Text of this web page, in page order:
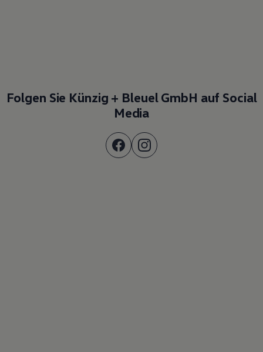
Folgen Sie Künzig + Bleuel GmbH auf Social
Media